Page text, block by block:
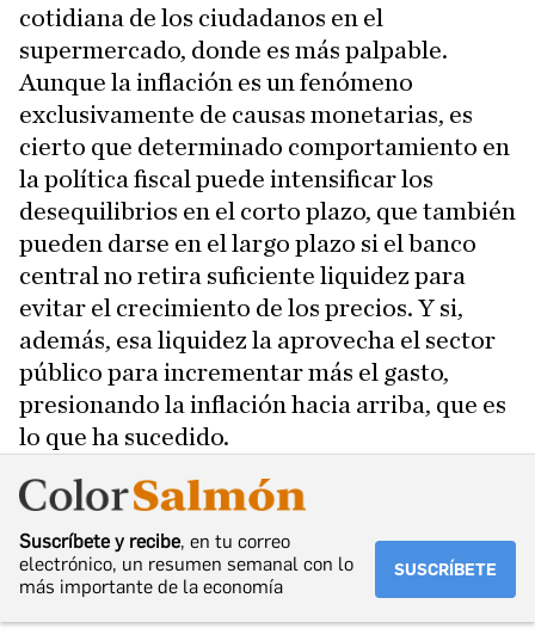
cotidiana de los ciudadanos en el
supermercado, donde es más palpable.
Aunque la inflación es un fenómeno
exclusivamente de causas monetarias, es
cierto que determinado comportamiento en
la política fiscal puede intensificar los
desequilibrios en el corto plazo, que también
pueden darse en el largo plazo si el banco
central no retira suficiente liquidez para
evitar el crecimiento de los precios. Y si,
además, esa liquidez la aprovecha el sector
público para incrementar más el gasto,
presionando la inflación hacia arriba, que es
lo que ha sucedido.
Suscríbete y recibe, en tu correo
electrónico, un resumen semanal con lo
más importante de la economía
SUSCRÍBETE